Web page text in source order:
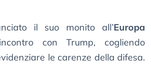
il suo monito all’Europa
con Trump, cogliendo
le carenze della difesa.